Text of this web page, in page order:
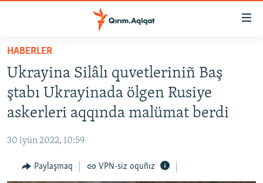
Esas
qaytmaq
Baş
navigatsiyağa
qaytmaq
Qıdıruvğa
qaytmaq
HABERLER
SİYASET
İQTİSADİYAT
MEDENİYET
İNSAN AQLARI
HABERLER
Ukrayina Silâlı quvetleriniñ Baş
ştabı Ukrayinada ölgen Rusiye
askerleri aqqında malümat berdi
30 iyün 2022, 10:59
Paylaşmaq VPN-siz oquñız